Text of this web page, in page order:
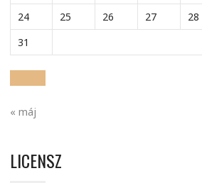
24
25 26 27 28
31
« máj
LICENSZ